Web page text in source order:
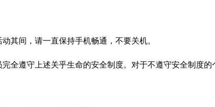
其间，请一直保持手机畅通，不要关机。
全遵守上述关乎生命的安全制度。对于不遵守安全制度